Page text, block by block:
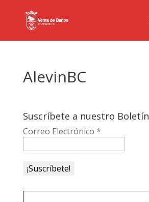
AlevinBC
Suscríbete a nuestro Boletín
Correo Electrónico *